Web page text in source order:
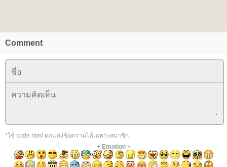
Comment
*ใช้ code html ตกแต่งข้อความได้เฉพาะสมาชิก
+ Emotion+